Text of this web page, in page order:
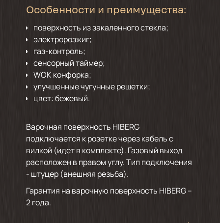
Особенности и преимущества:
поверхность из закаленного стекла;
электророзжиг;
газ-контроль;
сенсорный таймер;
WOK конфорка;
улучшенные чугунные решетки;
цвет: бежевый.
Варочная поверхность HIBERG
подключается к розетке через кабель с
вилкой (идет в комплекте). Газовый выход
расположен в правом углу. Тип подключения
- штуцер (внешняя резьба).
Гарантия на варочную поверхность HIBERG –
2 года.